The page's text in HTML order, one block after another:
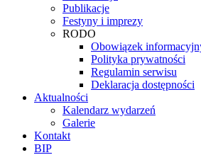
Publikacje
Festyny i imprezy
RODO
Obowiązek
Polityka prywatności
Regulamin serwisu
Deklaracja dostępności
Aktualności
Kalendarz wydarzeń
Galerie
Kontakt
BIP